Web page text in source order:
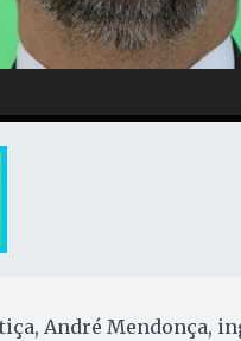
André Mendonça,